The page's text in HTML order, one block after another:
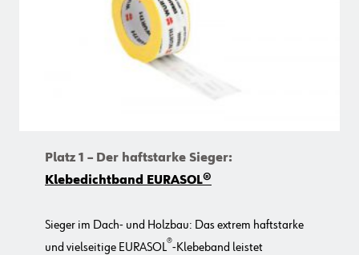
Platz 1 – Der haftstarke Sieger:
Klebedichtband EURASOL®
Sieger im Dach- und Holzbau: Das extrem haftstarke
und vielseitige EURASOL®-Klebeband leistet